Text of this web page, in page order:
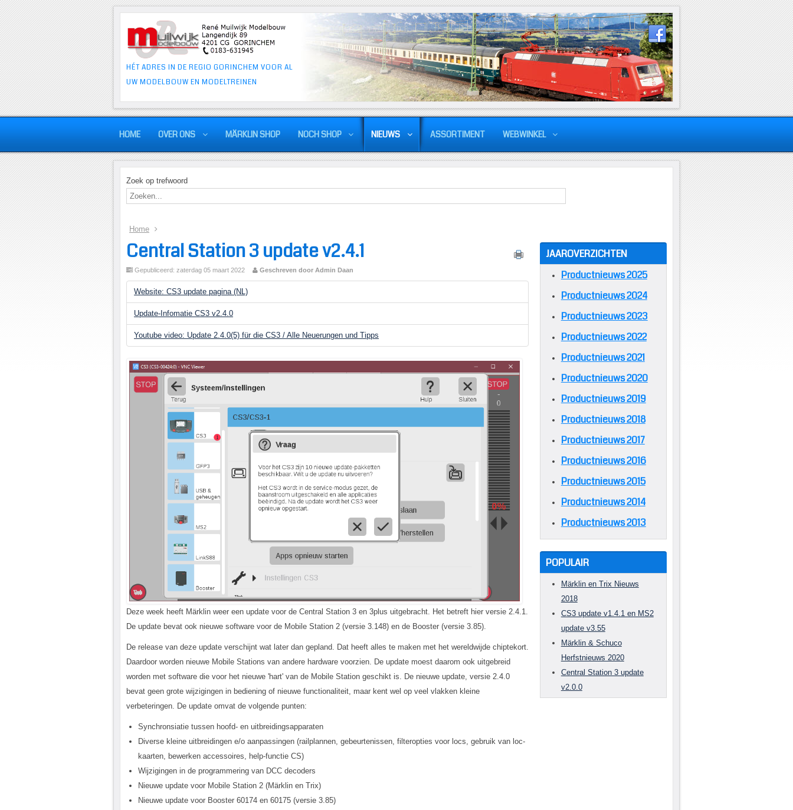
HÉT ADRES IN DE REGIO GORINCHEM VOOR AL
UW MODELBOUW EN MODELTREINEN
HOME OVER ONS MÄRKLIN SHOP NOCH SHOP NIEUWS ASSORTIMENT WEBWINKEL
Zoek op trefwoord
Home
Central Station 3 update v2.4.1
Gepubliceerd: zaterdag 05 maart 2022 Geschreven door Admin Daan
Website: CS3 update pagina (NL)
Update-Infomatie CS3 v2.4.0
Youtube video: Update 2.4.0(5) für die CS3 / Alle Neuerungen und Tipps
Deze week heeft Märklin weer een update voor de Central Station 3 en 3plus uitgebracht. Het betreft hier versie 2.4.1.
De update bevat ook nieuwe software voor de Mobile Station 2 (versie 3.148) en de Booster (versie 3.85).
De release van deze update verschijnt wat later dan gepland. Dat heeft alles te maken met het wereldwijde chiptekort.
Daardoor worden nieuwe Mobile Stations van andere hardware voorzien. De update moest daarom ook uitgebreid
worden met software die voor het nieuwe 'hart' van de Mobile Station geschikt is. De nieuwe update, versie 2.4.0
bevat geen grote wijzigingen in bediening of nieuwe functionaliteit, maar kent wel op veel vlakken kleine
verbeteringen. De update omvat de volgende punten:
Synchronsiatie tussen hoofd- en uitbreidingsapparaten
Diverse kleine uitbreidingen e/o aanpassingen (railplannen, gebeurtenissen, filteropties voor locs, gebruik van loc-
kaarten, bewerken accessoires, help-functie CS)
Wijzigingen in de programmering van DCC decoders
Nieuwe update voor Mobile Station 2 (Märklin en Trix)
Nieuwe update voor Booster 60174 en 60175 (versie 3.85)
JAAROVERZICHTEN
Productnieuws 2025
Productnieuws 2024
Productnieuws 2023
Productnieuws 2022
Productnieuws 2021
Productnieuws 2020
Productnieuws 2019
Productnieuws 2018
Productnieuws 2017
Productnieuws 2016
Productnieuws 2015
Productnieuws 2014
Productnieuws 2013
POPULAIR
Märklin en Trix Nieuws
2018
CS3 update v1.4.1 en MS2
update v3.55
Märklin & Schuco
Herfstnieuws 2020
Central Station 3 update
v2.0.0